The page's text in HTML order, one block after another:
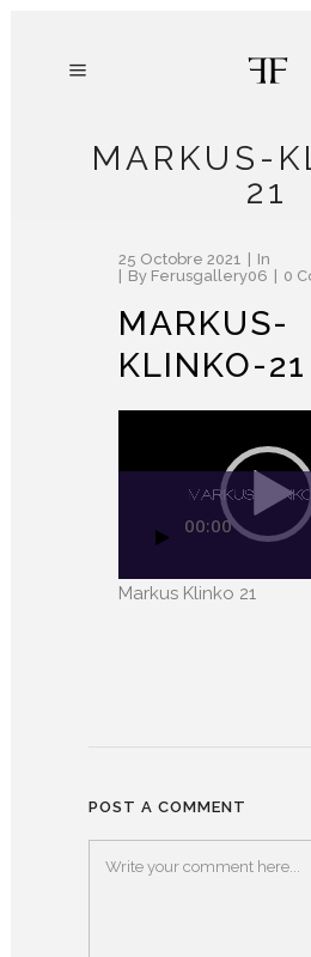
MARKUS-
21
25 Octobre 2021
In
By Ferusgallery06 0
MARKUS-
KLINKO-21
00:00
Markus Klinko 21
POST A COMMENT